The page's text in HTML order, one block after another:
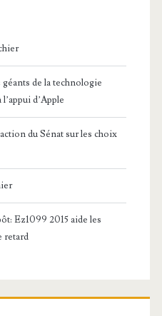
de la technologie
d’Apple
du Sénat sur les choix
Ez1099 2015 aide les
retard